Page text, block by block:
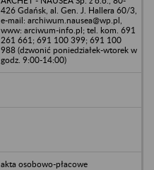
426 Gdańsk, al. Gen. J. Hallera 60/3,
e-mail: archiwum.nausea@wp.pl,
www: arciwum-info.pl; tel. kom. 691
261 661; 691 100 399; 691 100
988 (dzwonić poniedziałek-wtorek w
godz. 9:00-14:00)
akta osobowo-płacowe